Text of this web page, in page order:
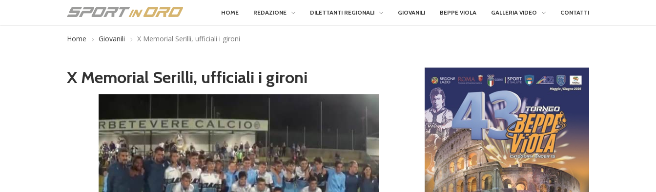
HOME REDAZIONE DILETTANTI REGIONALI GIOVANILI BEPPE VIOLA GALLERIA VIDEO CONTATTI
Home Giovanili X Memorial Serilli, ufficiali i gironi
X Memorial Serilli, ufficiali i gironi